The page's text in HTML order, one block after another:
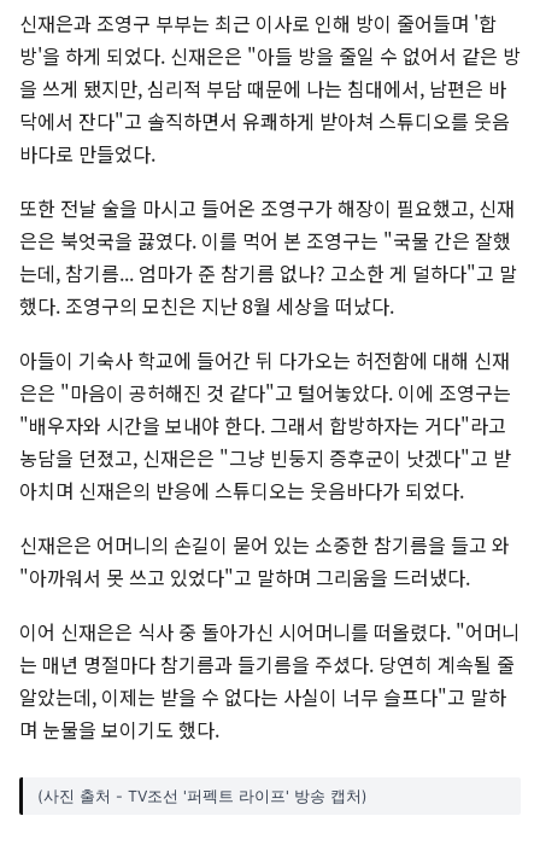
신재은과 조영구 부부는 최근 이사로 인해 방이 줄어들며 '합
방'을 하게 되었다. 신재은은 "아들 방을 줄일 수 없어서 같은 방
을 쓰게 됐지만, 심리적 부담 때문에 나는 침대에서, 남편은 바
닥에서 잔다"고 솔직하면서 유쾌하게 받아쳐 스튜디오를 웃음
바다로 만들었다.
또한 전날 술을 마시고 들어온 조영구가 해장이 필요했고, 신재
은은 북엇국을 끓였다. 이를 먹어 본 조영구는 "국물 간은 잘했
는데, 참기름... 엄마가 준 참기름 없나? 고소한 게 덜하다"고 말
했다. 조영구의 모친은 지난 8월 세상을 떠났다.
아들이 기숙사 학교에 들어간 뒤 다가오는 허전함에 대해 신재
은은 "마음이 공허해진 것 같다"고 털어놓았다. 이에 조영구는
"배우자와 시간을 보내야 한다. 그래서 합방하자는 거다"라고
농담을 던졌고, 신재은은 "그냥 빈둥지 증후군이 낫겠다"고 받
아치며 신재은의 반응에 스튜디오는 웃음바다가 되었다.
신재은은 어머니의 손길이 묻어 있는 소중한 참기름을 들고 와
"아까워서 못 쓰고 있었다"고 말하며 그리움을 드러냈다.
이어 신재은은 식사 중 돌아가신 시어머니를 떠올렸다. "어머니
는 매년 명절마다 참기름과 들기름을 주셨다. 당연히 계속될 줄
알았는데, 이제는 받을 수 없다는 사실이 너무 슬프다"고 말하
며 눈물을 보이기도 했다.
(사진 출처 - TV조선 '퍼펙트 라이프' 방송 캡처)